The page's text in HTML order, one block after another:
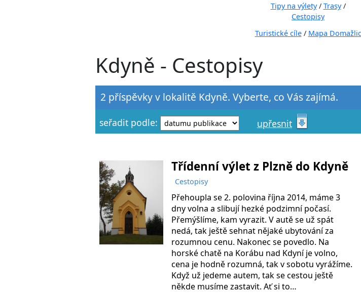
Tipy na výlety/ Trasy/
Cestopisy
Turistické cíle/ Mapa Domažlic
Kdyně - Cestopisy
2 příspěvky v lokalitě Kdyně. Vyberte, co Vás zajímá.
seřadit podle: upřesnit
Třídenní výlet z Plzně do Kdyně
Cestopisy
Přehoupla se 2. polovina října 2014, máme 3
dny volna a slibují hezké podzimní počasí.
Přemýšlíme, kam vyrazit. V autě se už spát
nedá, tak ještě sehnat nějaké ubytování za
rozumnou cenu. Nakonec se povedlo. Na
horské chatě na Korábu nad Kdyní je volno,
cena je hodně rozumná, tak v sobotu vyrážíme.
Když už jedeme autem, tak se cestou ještě
někde musíme zastavit. Ať si to…